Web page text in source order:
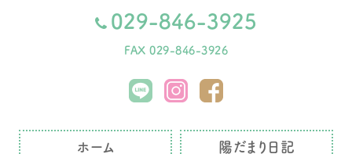
029-846-3925
FAX 029-846-3926
ホーム 陽だまり日記